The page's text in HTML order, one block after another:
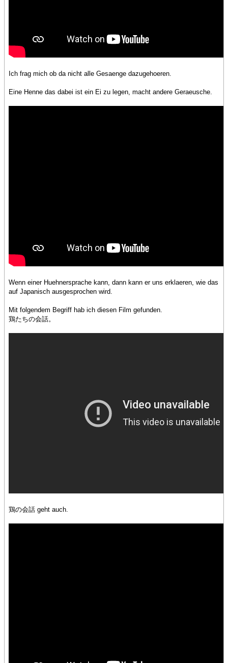
Ich frag mich ob da nicht alle Gesaenge dazugehoeren.
Eine Henne das dabei ist ein Ei zu legen, macht andere Geraeusche.
Wenn einer Huehnersprache kann, dann kann er uns erklaeren, wie das
auf Japanisch ausgesprochen wird.
Mit folgendem Begriff hab ich diesen Film gefunden.
鶏たちの会話。
鶏の会話 geht auch.